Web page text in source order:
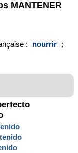
MANTENER
: nourrir ;
tenido